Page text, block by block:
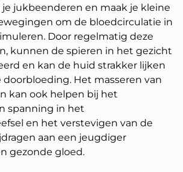
jukbeenderen en maak je kleine
om de bloedcirculatie in
Door regelmatig deze
kunnen de spieren in het gezicht
en kan de huid strakker lijken
Het masseren van
kan ook helpen bij het
spanning in het
en het verstevigen van de
aan een jeugdiger
gezonde gloed.